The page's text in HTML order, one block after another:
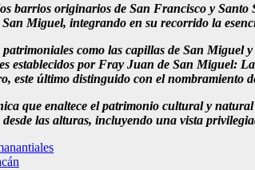
barrios originarios de San Francisco y
Miguel, integrando en su recorrido la
como las capillas de San
establecidos por Fray Juan de San Miguel:
este último distinguido con el nombramiento
que enaltece el patrimonio cultural y
las alturas, incluyendo una vista